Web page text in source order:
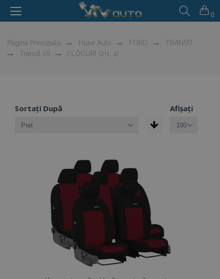
0
Pagina Principală Huse Auto FORD
TRANSIT
Transit VII
7 LOCURI (2+1, 4)
Sortați După Afișați